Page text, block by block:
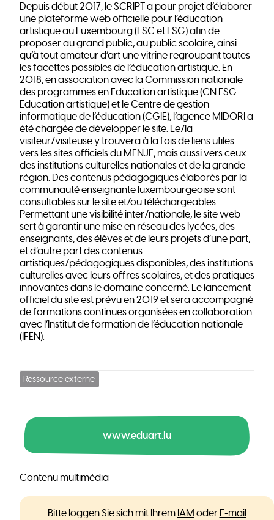
Depuis début 2017, le SCRIPT a pour projet d’élaborer
une plateforme web officielle pour l’éducation
artistique au Luxembourg (ESC et ESG) afin de
proposer au grand public, au public scolaire, ainsi
qu’à tout amateur d’art une vitrine regroupant toutes
les facettes possibles de l’éducation artistique. En
2018, en association avec la Commission nationale
des programmes en Education artistique (CN ESG
Education artistique) et le Centre de gestion
informatique de l’éducation (CGIE), l’agence MIDORI a
été chargée de développer le site. Le/la
visiteur/visiteuse y trouvera à la fois de liens utiles
vers les sites officiels du MENJE, mais aussi vers ceux
des institutions culturelles nationales et de la grande
région. Des contenus pédagogiques élaborés par la
communauté enseignante luxembourgeoise sont
consultables sur le site et/ou téléchargeables.
Permettant une visibilité inter/nationale, le site web
sert à garantir une mise en réseau des lycées, des
enseignants, des élèves et de leurs projets d’une part,
et d’autre part des contenus
artistiques/pédagogiques disponibles, des institutions
culturelles avec leurs offres scolaires, et des pratiques
innovantes dans le domaine concerné. Le lancement
officiel du site est prévu en 2019 et sera accompagné
de formations continues organisées en collaboration
avec l’Institut de formation de l’éducation nationale
(IFEN).
Ressource externe
www.eduart.lu
Contenu multimédia
Bitte loggen Sie sich mit Ihrem IAM oder E-mail